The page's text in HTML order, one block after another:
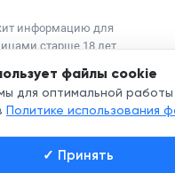
файлы cookie
для оптимальной работы
Политике использования
✓ Принять
информацию для
старше 18 лет
— литературно-издательская
и авторов.